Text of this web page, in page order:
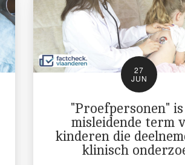
27
JUN
"Proefpersonen" is
misleidende term
kinderen die
klinisch